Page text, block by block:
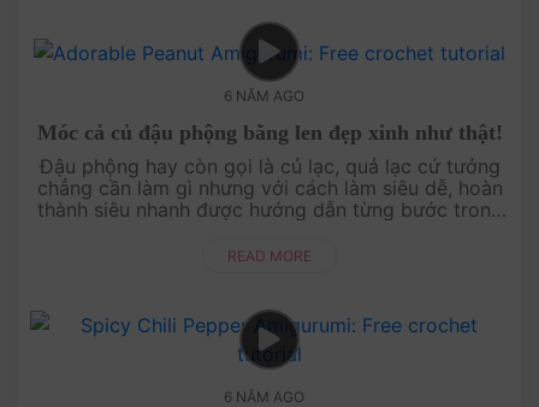
6 NĂM AGO
Móc cả củ đậu phộng bằng len đẹp xinh như thật!
Đậu phộng hay còn gọi là củ lạc, quả lạc cứ tưởng
chẳng cần làm gì nhưng với cách làm siêu dễ, hoàn
thành siêu nhanh được hướng dẫn từng bước trong
READ MORE
6 NĂM AGO